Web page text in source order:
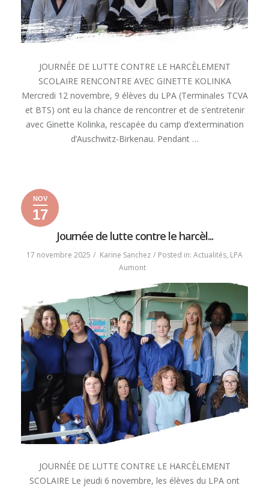
JOURNÉE DE LUTTE CONTRE LE HARCÈLEMENT
SCOLAIRE RENCONTRE AVEC GINETTE KOLINKA
Mercredi 12 novembre, 9 élèves du LPA (Terminales TCVA
et BTS) ont eu la chance de rencontrer et de s’entretenir
avec Ginette Kolinka, rescapée du camp d’extermination
d’Auschwitz-Birkenau. Pendant …
17
novembre
2025
19
novembre
2025
NOV
17
2025
Journée de lutte contre le harcèl...
17 novembre 2025 Karine Sanchez Posted in: Actualités, LPA
Aumont
JOURNÉE DE LUTTE CONTRE LE HARCÈLEMENT
SCOLAIRE Le jeudi 6 novembre, les élèves du LPA ont